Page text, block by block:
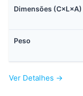
Dimensões (C×L×A)
Peso
Ver Detalhes →